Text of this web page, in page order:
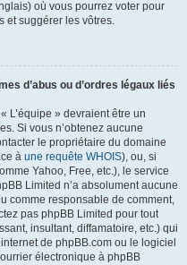
où vous pourrez voter pour
et suggérer les vôtres.
d’abus ou d’ordres légaux liés
L’équipe » devraient être un
Si vous n’obtenez aucune
le propriétaire du domaine
à une requête WHOIS), ou, si
Yahoo, Free, etc.), le service
Limited n’a absolument aucune
comme responsable de comment,
pas phpBB Limited pour tout
insultant, diffamatoire, etc.) qui
de phpBB.com ou le logiciel
électronique à phpBB